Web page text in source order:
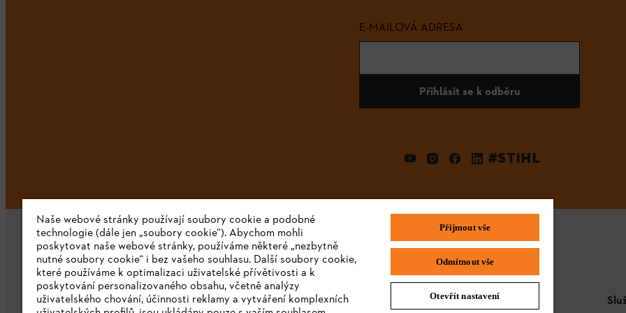
E-MAILOVÁ ADRESA
Přihlásit se k odběru
#STIHL
Společnost
Naše webové stránky používají soubory cookie a podobné
technologie (dále jen „soubory cookie“). Abychom mohli
poskytovat naše webové stránky, používáme některé „nezbytně
nutné soubory cookie“ i bez vašeho souhlasu. Další soubory cookie,
které používáme k optimalizaci uživatelské přívětivosti a k
poskytování personalizovaného obsahu, včetně analýzy
uživatelského chování, účinnosti reklamy a vytváření komplexních
Přijmout vše
Odmítnout vše
Otevřít nastavení